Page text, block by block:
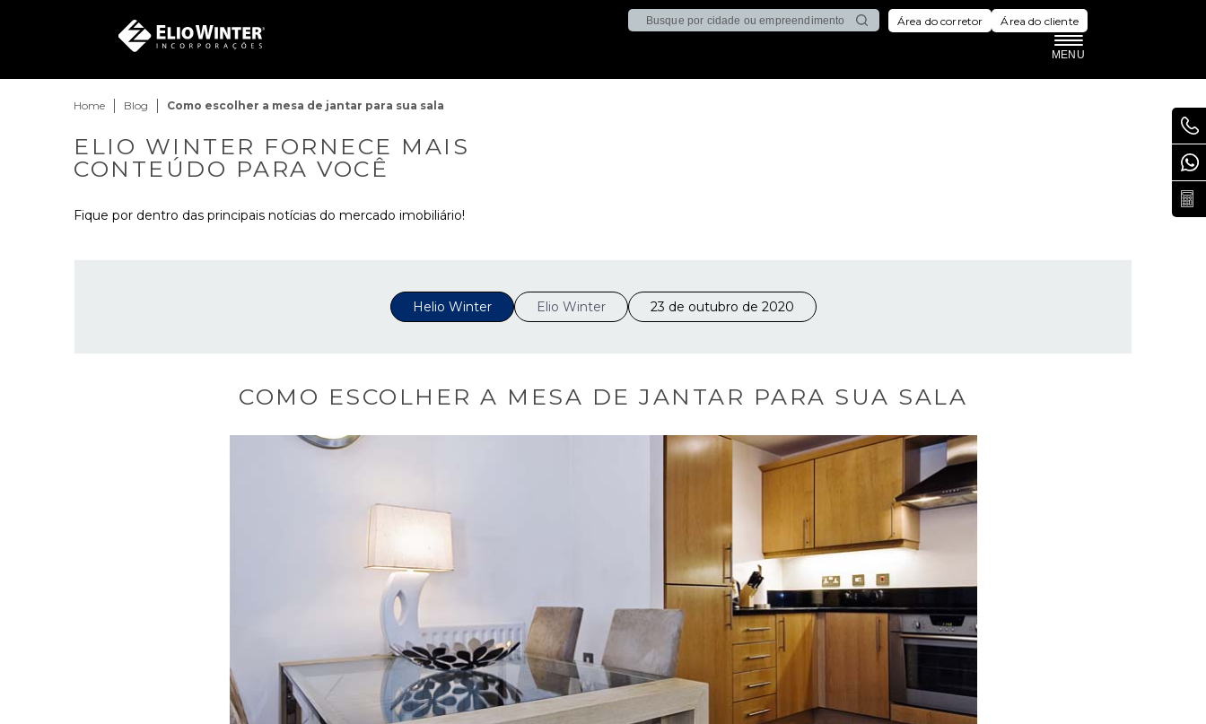
Área do corretor Área do cliente
MENU
Home Blog Como escolher a mesa de jantar para sua sala
ELIO WINTER FORNECE MAIS
CONTEÚDO PARA VOCÊ
Fique por dentro das principais notícias do mercado imobiliário!
Helio Winter Elio Winter 23 de outubro de 2020
COMO ESCOLHER A MESA DE JANTAR PARA SUA SALA